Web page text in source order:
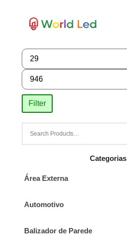
Filter
Categorias
Área Externa
Automotivo
Balizador de Parede